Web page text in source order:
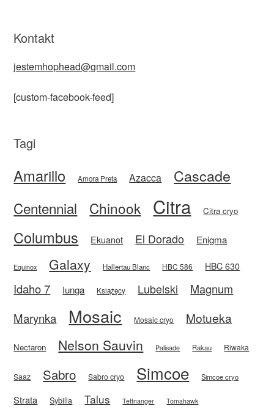
Kontakt
jestemhophead@gmail.com
[custom-facebook-feed]
Tagi
Amarillo Amora Preta Azacca Cascade
Centennial Chinook Citra Citra cryo
Columbus Ekuanot El Dorado Enigma
Equinox Galaxy Hallertau Blanc HBC 586 HBC 630
Idaho 7 Iunga Książęcy Lubelski
Magnum
Marynka
Mosaic Mosaic cryo Motueka
Nectaron Nelson Sauvin Palisade Rakau Riwaka
Saaz Sabro Sabro cryo Simcoe Simcoe cryo
Strata Sybilla Talus Tettnanger Tomahawk